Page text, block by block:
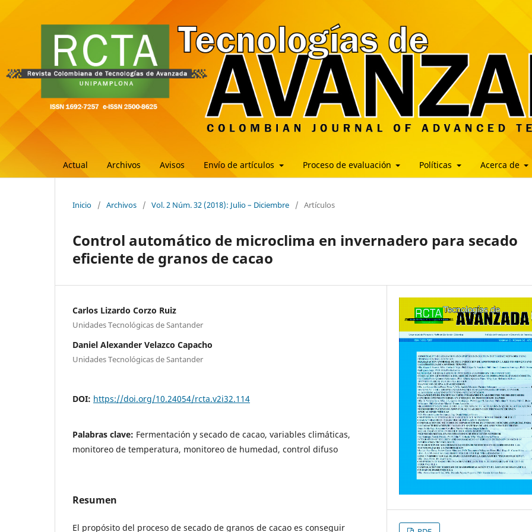
Actual Archivos Avisos Envío de artículos Proceso de evaluación Políticas Acerca de
Inicio / Archivos / Vol. 2 Núm. 32 (2018): Julio – Diciembre / Artículos
Control automático de microclima en invernadero para secado
eficiente de granos de cacao
Carlos Lizardo Corzo Ruiz
Unidades Tecnológicas de Santander
Daniel Alexander Velazco Capacho
Unidades Tecnológicas de Santander
DOI: https://doi.org/10.24054/rcta.v2i32.114
Palabras clave: Fermentación y secado de cacao, variables climáticas,
monitoreo de temperatura, monitoreo de humedad, control difuso
Resumen
El propósito del proceso de secado de granos de cacao es conseguir